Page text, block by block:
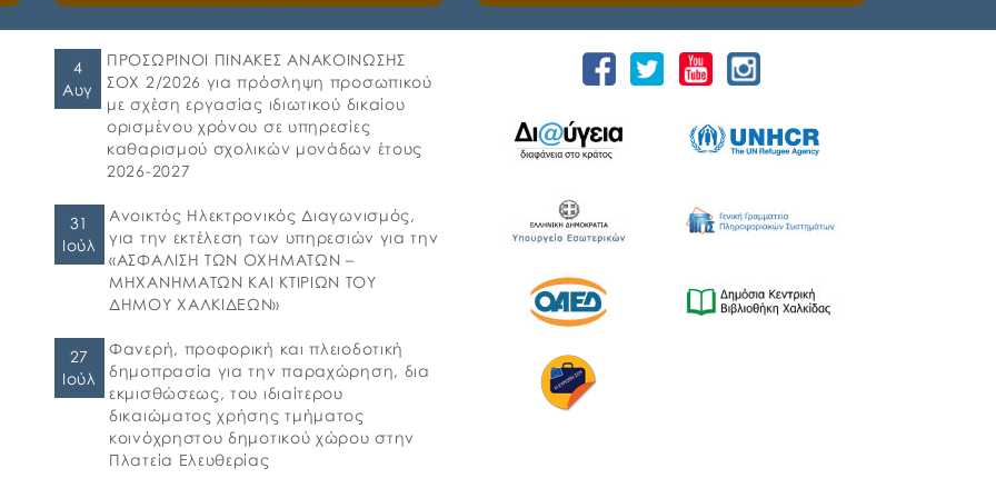
ότι, το Υπουργείο Περιβάλλοντος και
Ενέργειας ανέλαβε την πρωτοβουλία για τον
σχεδιασμό Δράσης με τίτλο «Σύνδεση με το
Δίκτυο αποχέτευσης», στο πλαίσιο του
Επιχειρησιακού Προγράμματος ΕΣΠΑ
«Περιβάλλον και Κλιματική Αλλαγή 2021-
2027», η οποία θα υλοποιηθεί σε επιλέξιμους
οικισμούς σε Διοικητικές Περιφέρειες όλης της
[…]
του Δήμου Χαλκιδέων, για τη βελτίωση της
καθημερινότητας σε περιοχές του Δήμου. 👉🏼
Τις τελευταίες ημέρες, πραγματοποιήθηκαν οι
εξής συντονισμένες παρεμβάσεις στις
Ανθηδόνας: ✔️Καθαρισμός και διαμόρφωση
παραλιών Μπουρνώντα, Ανθηδόνας και
Παναγίτσας Δροσιάς ✔️Εργασίες
✔️Κοπή και περιποίηση ψηλών δέντρων
✔️Περιποίηση και […]
4
Αυγ
ΠΡΟΣΩΡΙΝΟΙ ΠΙΝΑΚΕΣ ΑΝΑΚΟΙΝΩΣΗΣ
ΣΟΧ 2/2026 για πρόσληψη προσωπικού
με σχέση εργασίας ιδιωτικού δικαίου
ορισμένου χρόνου σε υπηρεσίες
καθαρισμού σχολικών μονάδων έτους
2026-2027
31
Ιούλ
Ανοικτός Ηλεκτρονικός Διαγωνισμός,
για την εκτέλεση των υπηρεσιών για την
«ΑΣΦΑΛΙΣΗ ΤΩΝ ΟΧΗΜΑΤΩΝ –
ΜΗΧΑΝΗΜΑΤΩΝ ΚΑΙ ΚΤΙΡΙΩΝ ΤΟΥ
ΔΗΜΟΥ ΧΑΛΚΙΔΕΩΝ»
27
Ιούλ
Φανερή, προφορική και πλειοδοτική
δημοπρασία για την παραχώρηση, δια
εκμισθώσεως, του ιδιαίτερου
δικαιώματος χρήσης τμήματος
κοινόχρηστου δημοτικού χώρου στην
Πλατεία Ελευθερίας